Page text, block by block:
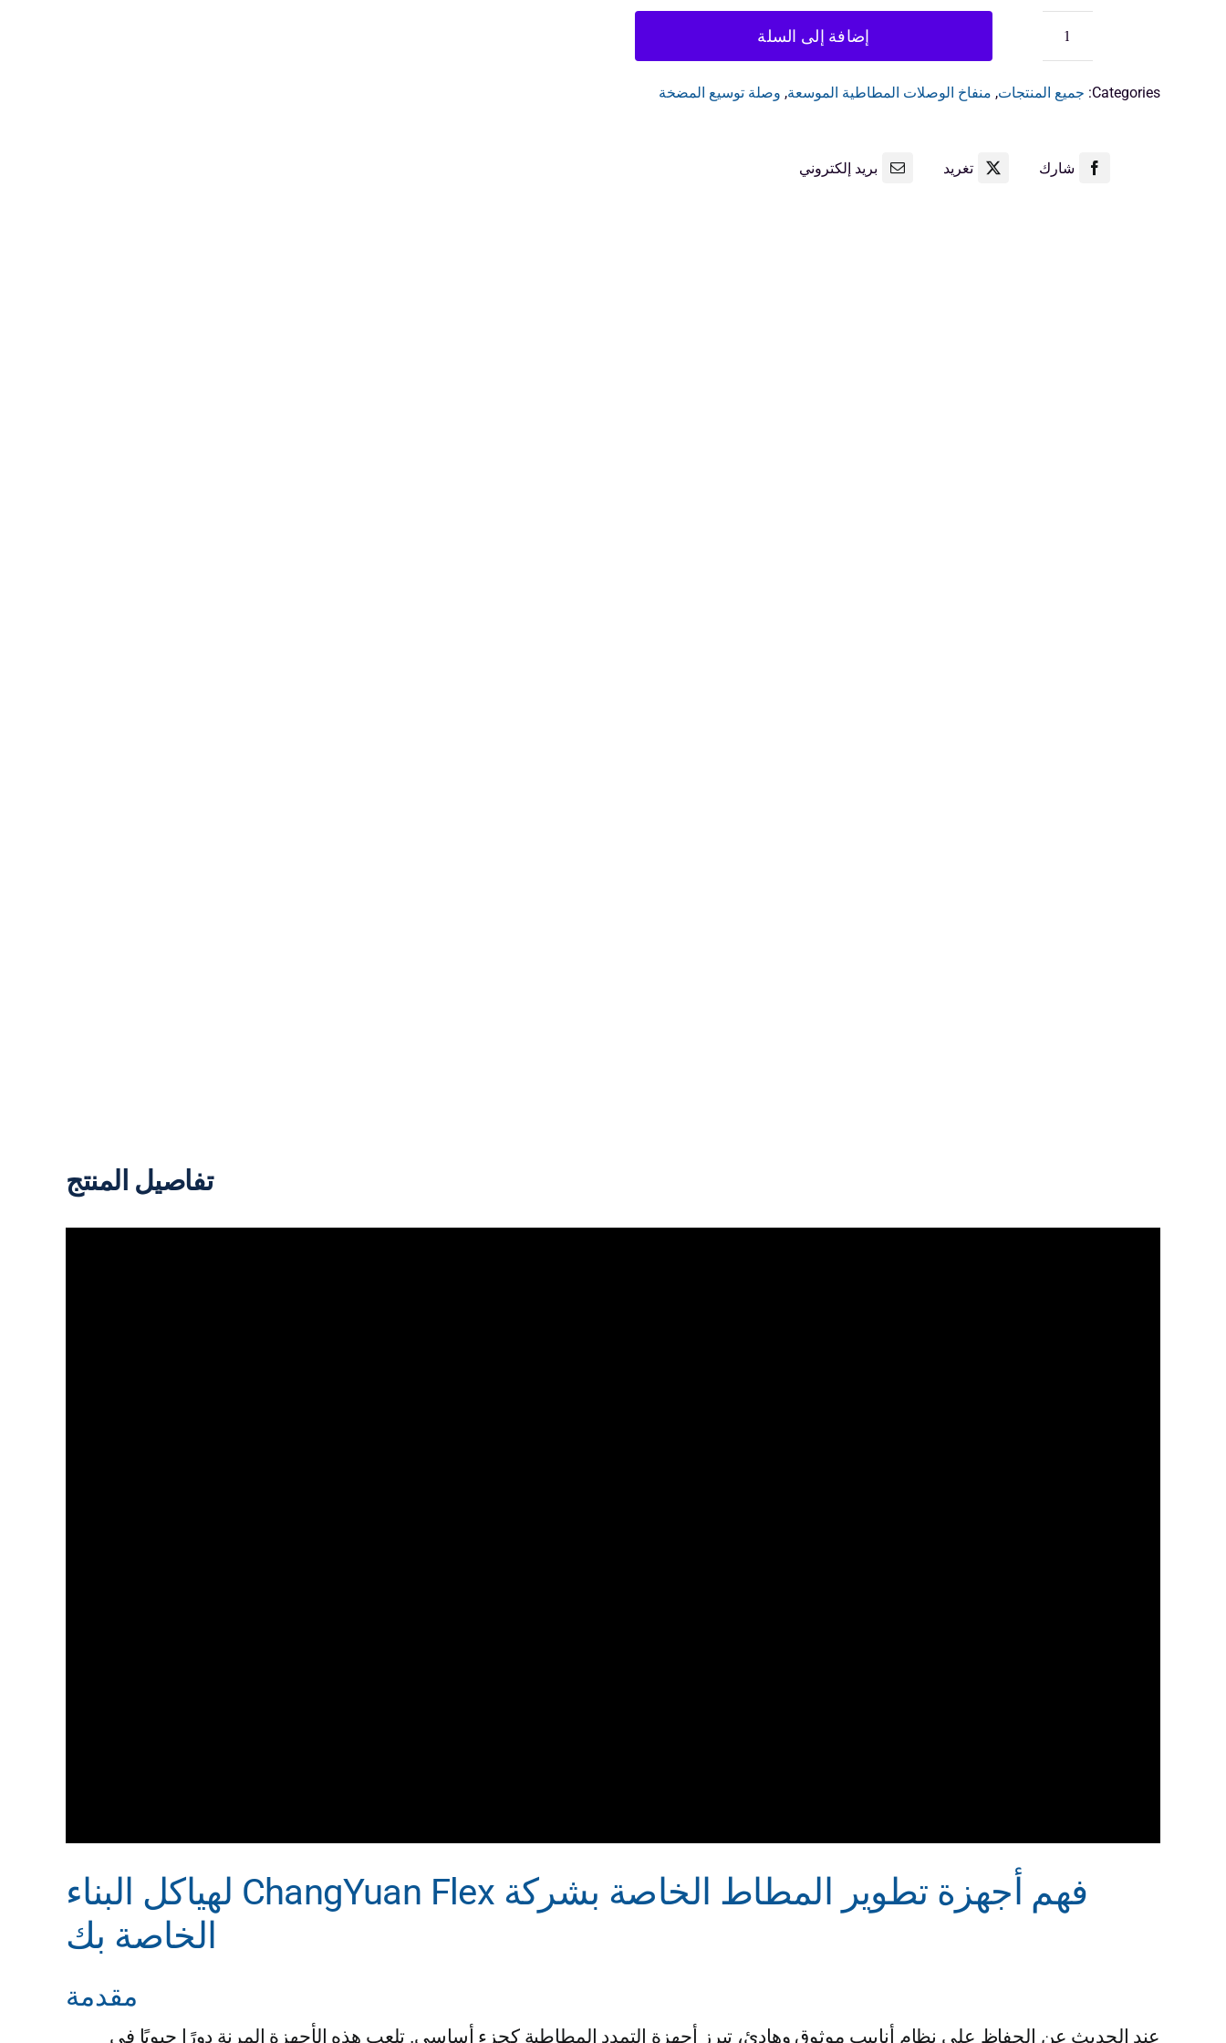
كمية
وحدة
المطاط
إضافة إلى السلة
Categories: جميع المنتجات, منفاخ الوصلات المطاطية الموسعة, وصلة توسيع المضخة
شارك تغريد بريد إلكتروني
تفاصيل المنتج
فهم أجهزة تطوير المطاط الخاصة بشركة ChangYuan Flex لهياكل البناء
الخاصة بك
مقدمة
عند الحديث عن الحفاظ على نظام أنابيب موثوق وهادئ، تبرز أجهزة التمدد المطاطية كجزء أساسي. تلعب هذه الأجهزة المرنة دورًا حيويًا في